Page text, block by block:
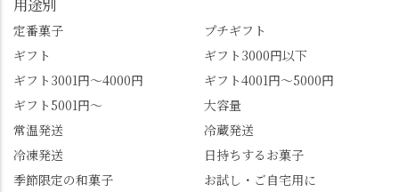
すめ品ばかりです。よ
かったらぜひこの機会
北川🍡 住所 長岡京市う
ぐいす台1-3 TEL 075-
954-0400 営業時間 10:00
@mizuha_kitagawa #セン
ス長岡京 #SENSE長岡
景、もっと知られてほ
しい！ 🍋締めは「みず
話題のレモンわらび餅
と、夏季限定・竹筒入
り水ようかん「清竹」
んな大満足の笑顔😋 さ
らに日高さんから、な
用途別
定番菓子
プチギフト
ギフト
ギフト3000円以下
ギフト3001円～4000円
ギフト4001円～5000円
ギフト5001円～
大容量
常温発送
冷蔵発送
冷凍発送
日持ちするお菓子
季節限定の和菓子
お試し・ご自宅用に